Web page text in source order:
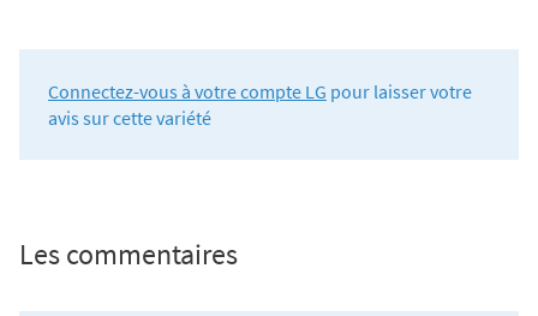
Connectez-vous à votre compte LG pour laisser votre
avis sur cette variété
Les commentaires